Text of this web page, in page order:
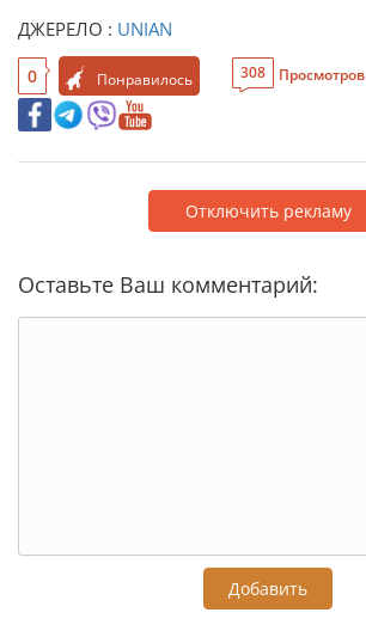
ДЖЕРЕЛО : UNIAN
0 Понравилось 308 Просмотров
Отключить рекламу
Оставьте Ваш комментарий:
Добавить